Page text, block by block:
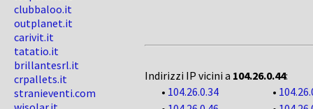
clubbaloo.it
outplanet.it
carivit.it
tatatio.it
brillantesrl.it
crpallets.it
stranieventi.com
Indirizzi IP vicini a 104.26.0.44:
• 104.26.0.34 •